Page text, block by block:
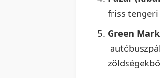
friss tengeri
Green